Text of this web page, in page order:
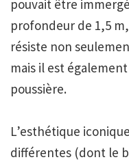
pouvait être
profondeur de 1,5
résiste non
mais il est
poussière.
L’esthétique
différentes (dont le